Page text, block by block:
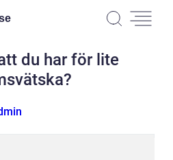
du har för lite